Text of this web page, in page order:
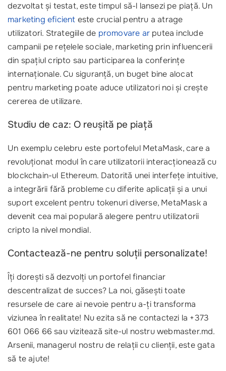
dezvoltat și testat, este timpul să-l lansezi pe piață. Un
marketing eficient este crucial pentru a atrage
utilizatori. Strategiile de promovare ar putea include
campanii pe rețelele sociale, marketing prin influencerii
din spațiul cripto sau participarea la conferințe
internaționale. Cu siguranță, un buget bine alocat
pentru marketing poate aduce utilizatori noi și crește
cererea de utilizare.
Studiu de caz: O reușită pe piață
Un exemplu celebru este portofelul MetaMask, care a
revoluționat modul în care utilizatorii interacționează cu
blockchain-ul Ethereum. Datorită unei interfețe intuitive,
a integrării fără probleme cu diferite aplicații și a unui
suport excelent pentru tokenuri diverse, MetaMask a
devenit cea mai populară alegere pentru utilizatorii
cripto la nivel mondial.
Contactează-ne pentru soluții personalizate!
Îți dorești să dezvolți un portofel financiar
descentralizat de succes? La noi, găsești toate
resursele de care ai nevoie pentru a-ți transforma
viziunea în realitate! Nu ezita să ne contactezi la +373
601 066 66 sau vizitează site-ul nostru webmaster.md.
Arsenii, managerul nostru de relații cu clienții, este gata
să te ajute!